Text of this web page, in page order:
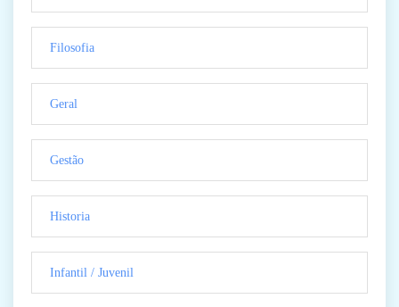
Filosofia
Geral
Gestão
Historia
Infantil / Juvenil